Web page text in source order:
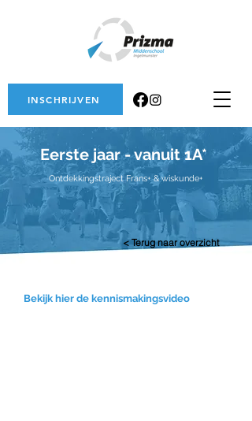
INSCHRIJVEN
Eerste jaar - vanuit 1A*
Ontdekkingstraject Frans+ & wiskunde+
< Terug naar overzicht
Bekijk hier de kennismakingsvideo